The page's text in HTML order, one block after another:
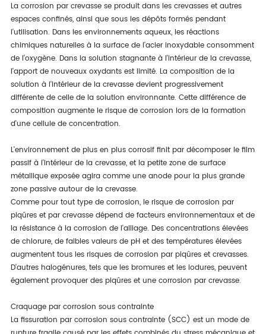
La corrosion par crevasse se produit dans les crevasses et autres
espaces confinés, ainsi que sous les dépôts formés pendant
l'utilisation. Dans les environnements aqueux, les réactions
chimiques naturelles à la surface de l'acier inoxydable consomment
de l'oxygène. Dans la solution stagnante à l'intérieur de la crevasse,
l'apport de nouveaux oxydants est limité. La composition de la
solution à l'intérieur de la crevasse devient progressivement
différente de celle de la solution environnante. Cette différence de
composition augmente le risque de corrosion lors de la formation
d'une cellule de concentration.
L'environnement de plus en plus corrosif finit par décomposer le film
passif à l'intérieur de la crevasse, et la petite zone de surface
métallique exposée agira comme une anode pour la plus grande
zone passive autour de la crevasse.
Comme pour tout type de corrosion, le risque de corrosion par
piqûres et par crevasse dépend de facteurs environnementaux et de
la résistance à la corrosion de l'alliage. Des concentrations élevées
de chlorure, de faibles valeurs de pH et des températures élevées
augmentent tous les risques de corrosion par piqûres et crevasses.
D'autres halogénures, tels que les bromures et les iodures, peuvent
également provoquer des piqûres et une corrosion par crevasse.
Craquage par corrosion sous contrainte
La fissuration par corrosion sous contrainte (SCC) est un mode de